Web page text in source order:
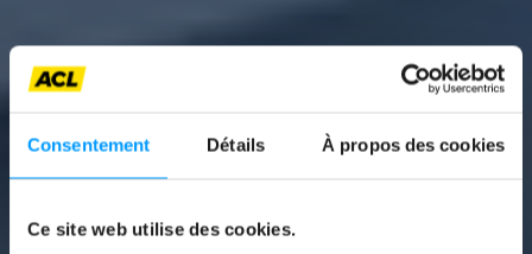
Consentement Détails À propos des cookies
Ce site web utilise des cookies.
News